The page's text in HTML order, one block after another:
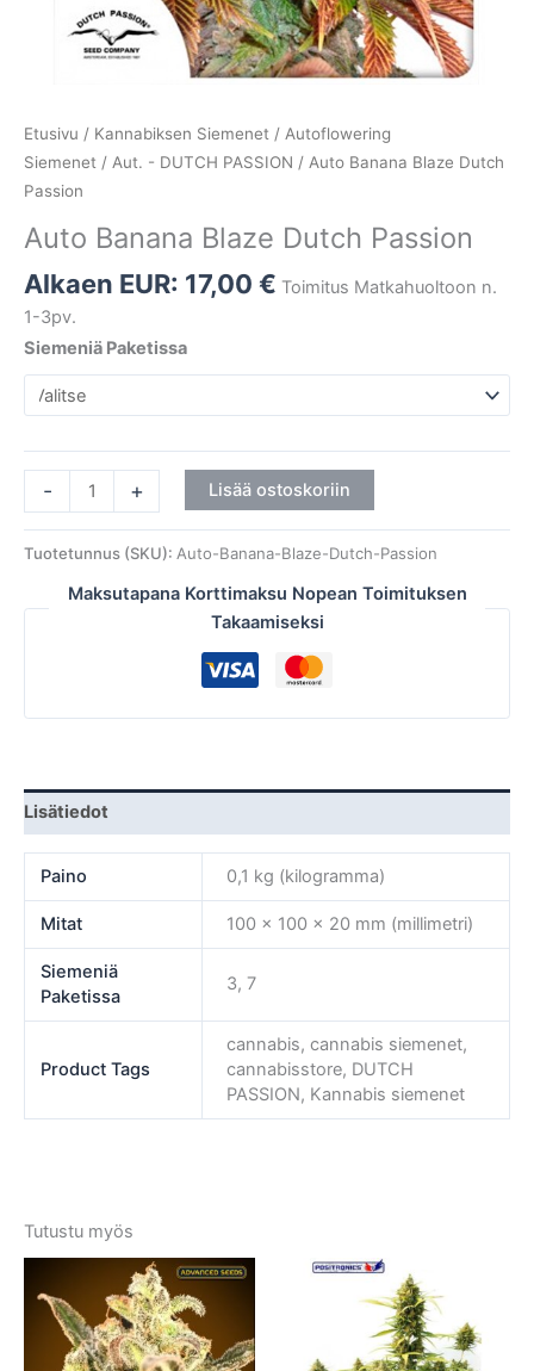
Etusivu / Kannabiksen Siemenet / Autoflowering
Siemenet / Aut. - DUTCH PASSION / Auto Banana Blaze Dutch
Passion
Auto Banana Blaze Dutch Passion
Alkaen EUR: 17,00 € Toimitus Matkahuoltoon n.
1-3pv.
Siemeniä Paketissa
- + Lisää ostoskoriin
Tuotetunnus (SKU): Auto-Banana-Blaze-Dutch-Passion
Maksutapana Korttimaksu Nopean Toimituksen
Takaamiseksi
Lisätiedot
Paino 0,1 kg (kilogramma)
Mitat 100 × 100 × 20 mm (millimetri)
Siemeniä
Paketissa
3, 7
Product Tags
cannabis, cannabis siemenet,
cannabisstore, DUTCH
PASSION, Kannabis siemenet
Tutustu myös
Tällä
useampi